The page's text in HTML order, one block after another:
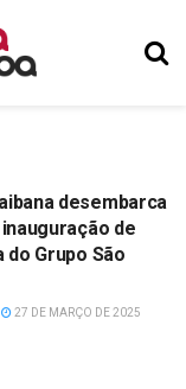
desembarca
de
do Grupo São
27 DE MARÇO DE 2025